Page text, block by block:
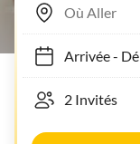
Arrivée-